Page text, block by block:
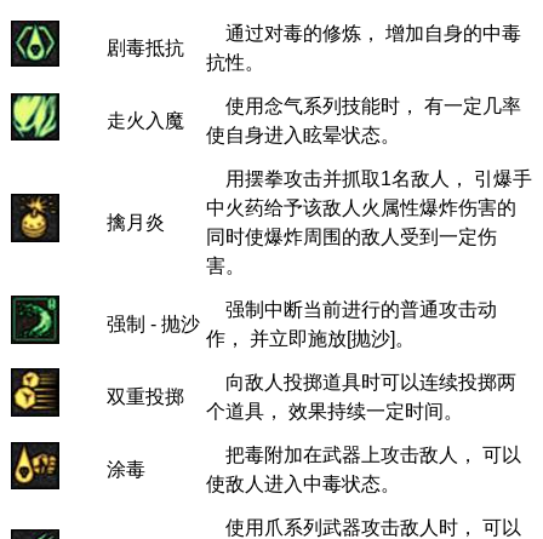
剧毒抵抗
通过对毒的修炼， 增加自身的中毒
抗性。
走火入魔
使用念气系列技能时， 有一定几率
使自身进入眩晕状态。
擒月炎
用摆拳攻击并抓取1名敌人， 引爆手
中火药给予该敌人火属性爆炸伤害的
同时使爆炸周围的敌人受到一定伤
害。
强制 - 抛沙
强制中断当前进行的普通攻击动
作， 并立即施放[抛沙]。
双重投掷
向敌人投掷道具时可以连续投掷两
个道具， 效果持续一定时间。
涂毒
把毒附加在武器上攻击敌人， 可以
使敌人进入中毒状态。
使用爪系列武器攻击敌人时， 可以